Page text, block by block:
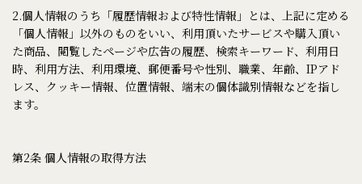
2.個人情報のうち「履歴情報および特性情報」とは、上記に定める
「個人情報」以外のものをいい、利用頂いたサービスや購入頂い
た商品、閲覧したページや広告の履歴、検索キーワード、利用日
時、利用方法、利用環境、郵便番号や性別、職業、年齢、IPアド
レス、クッキー情報、位置情報、端末の個体識別情報などを指し
ます。
第2条 個人情報の取得方法